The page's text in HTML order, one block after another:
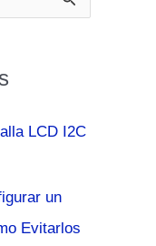
LCD I2C
un
Evitarlos